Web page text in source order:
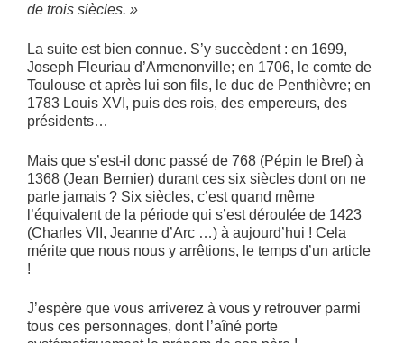
de trois siècles. »
La suite est bien connue. S’y succèdent : en 1699,
Joseph Fleuriau d’Armenonville; en 1706, le comte de
Toulouse et après lui son fils, le duc de Penthièvre; en
1783 Louis XVI, puis des rois, des empereurs, des
présidents…
Mais que s’est-il donc passé de 768 (Pépin le Bref) à
1368 (Jean Bernier) durant ces six siècles dont on ne
parle jamais ? Six siècles, c’est quand même
l’équivalent de la période qui s’est déroulée de 1423
(Charles VII, Jeanne d’Arc …) à aujourd’hui ! Cela
mérite que nous nous y arrêtions, le temps d’un article
!
J’espère que vous arriverez à vous y retrouver parmi
tous ces personnages, dont l’aîné porte